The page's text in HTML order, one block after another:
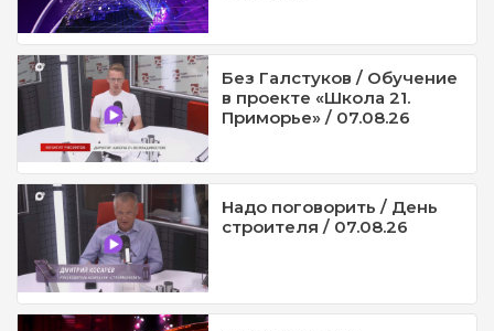
Без Галстуков / Обучение
в проекте «Школа 21.
Приморье» / 07.08.26
Надо поговорить / День
строителя / 07.08.26